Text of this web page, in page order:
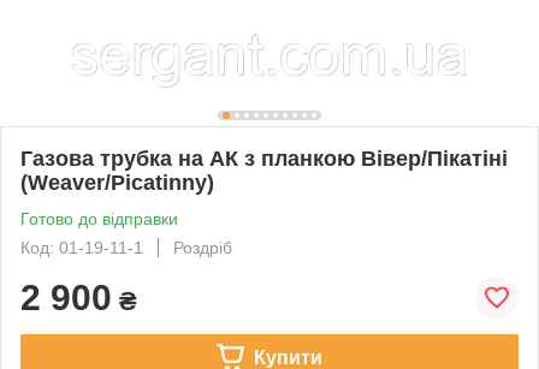
Газова трубка на АК з планкою Вівер/Пікатіні
(Weaver/Picatinny)
Готово до відправки
Код: 01-19-11-1
Роздріб
2 900 ₴
Купити